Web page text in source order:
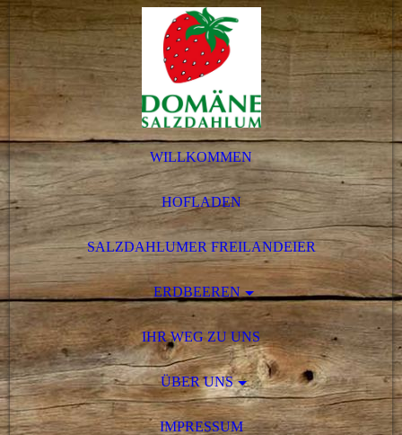
WILLKOMMEN
HOFLADEN
SALZDAHLUMER FREILANDEIER
ERDBEEREN
IHR WEG ZU UNS
ÜBER UNS
IMPRESSUM